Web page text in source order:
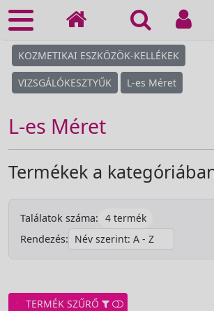
KOZMETIKAI ESZKÖZÖK-KELLÉKEK
VIZSGÁLÓKESZTYŰK L-es Méret
L-es Méret
Termékek a
Találatok száma: 4 termék
Rendezés:
TERMÉK SZŰRŐ